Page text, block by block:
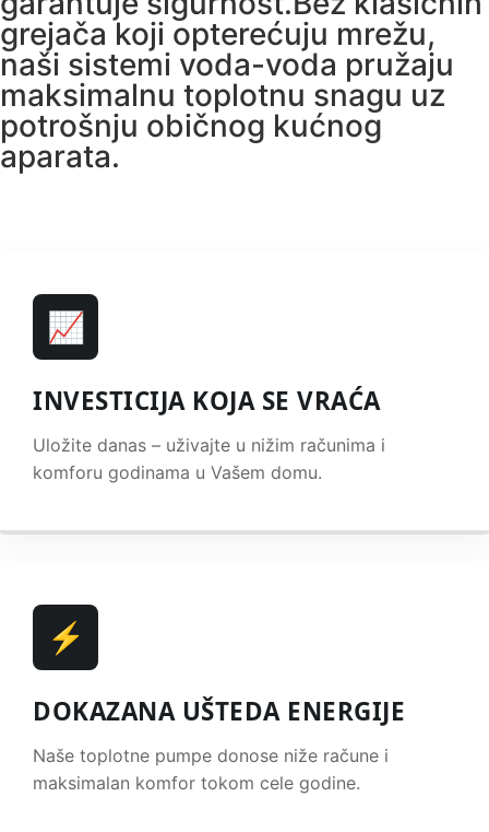
grejača koji opterećuju mrežu,
naši sistemi voda-voda pružaju
maksimalnu toplotnu snagu uz
potrošnju običnog kućnog
aparata.
📈
INVESTICIJA KOJA SE VRAĆA
Uložite danas – uživajte u nižim računima i
komforu godinama u Vašem domu.
⚡
DOKAZANA UŠTEDA ENERGIJE
Naše toplotne pumpe donose niže račune i
maksimalan komfor tokom cele godine.